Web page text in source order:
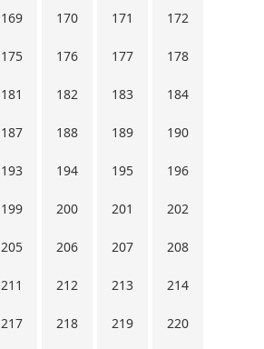
169 170 171 172
175 176 177 178
181 182 183 184
187 188 189 190
193 194 195 196
199 200 201 202
205 206 207 208
211 212 213 214
217 218 219 220